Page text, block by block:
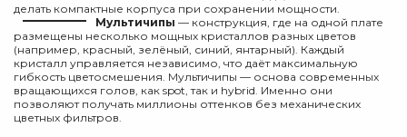
делать компактные корпуса при сохранении мощности.
Мультичипы — конструкция, где на одной плате
размещены несколько мощных кристаллов разных цветов
(например, красный, зелёный, синий, янтарный). Каждый
кристалл управляется независимо, что даёт максимальную
гибкость цветосмешения. Мультичипы — основа современных
вращающихся голов, как spot, так и hybrid. Именно они
позволяют получать миллионы оттенков без механических
цветных фильтров.